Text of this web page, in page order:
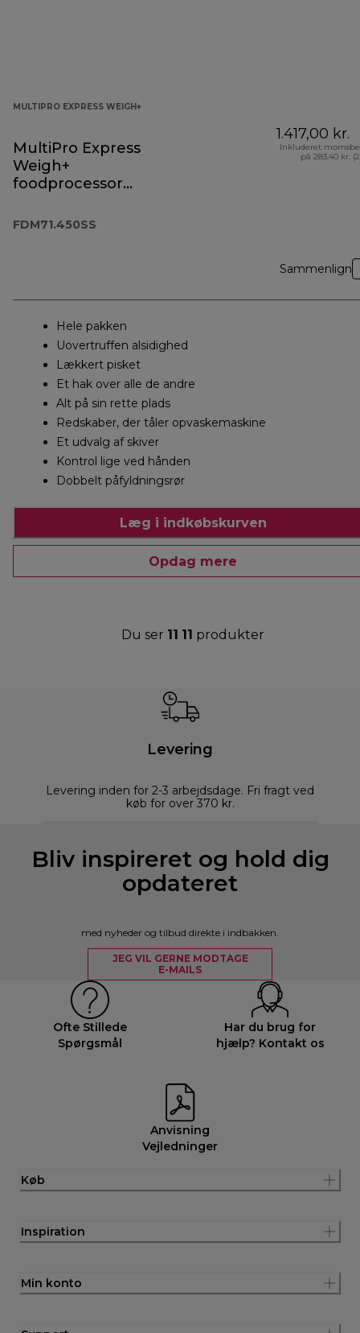
MULTIPRO EXPRESS WEIGH+
MultiPro Express
Weigh+
foodprocessor
FDM71.450SS
1.417,00 kr.
Inkluderet
på 283,40 kr.
Sammenlign
Hele pakken
Uovertruffen alsidighed
Lækkert pisket
Et hak over alle de andre
Alt på sin rette plads
Redskaber, der tåler opvaskemaskine
Et udvalg af skiver
Kontrol lige ved hånden
Dobbelt påfyldningsrør
Læg i indkøbskurven
Opdag mere
Du ser 11 11 produkter
Levering
Levering inden for 2-3 arbejdsdage. Fri fragt ved
køb for over 370 kr.
Bliv inspireret og hold dig
opdateret
med nyheder og tilbud direkte i indbakken.
JEG VIL GERNE MODTAGE
E-MAILS
Ofte Stillede
Spørgsmål
Har du brug for
hjælp? Kontakt os
Anvisning
Vejledninger
Køb
Inspiration
Min konto